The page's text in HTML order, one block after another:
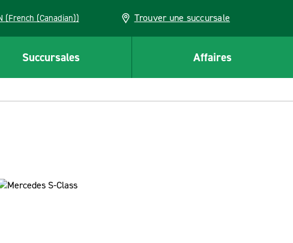
CAN (French (Canadian)) Trouver une succursale
Succursales Affaires